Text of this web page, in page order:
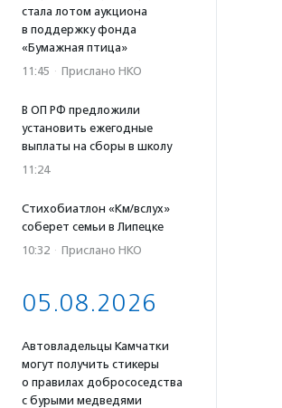
стала лотом аукциона
в поддержку фонда
«Бумажная птица»
11:45 · Прислано НКО
В ОП РФ предложили
установить ежегодные
выплаты на сборы в школу
11:24
Стихобиатлон «Км/вслух»
соберет семьи в Липецке
10:32 · Прислано НКО
05.08.2026
Автовладельцы Камчатки
могут получить стикеры
о правилах добрососедства
с бурыми медведями